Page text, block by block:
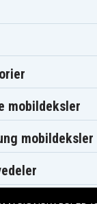
Flex
L440
T440P
T540P
Z410
S310
S410
S400U
E450
E450c
E455
mobildeksler
mobildeksler